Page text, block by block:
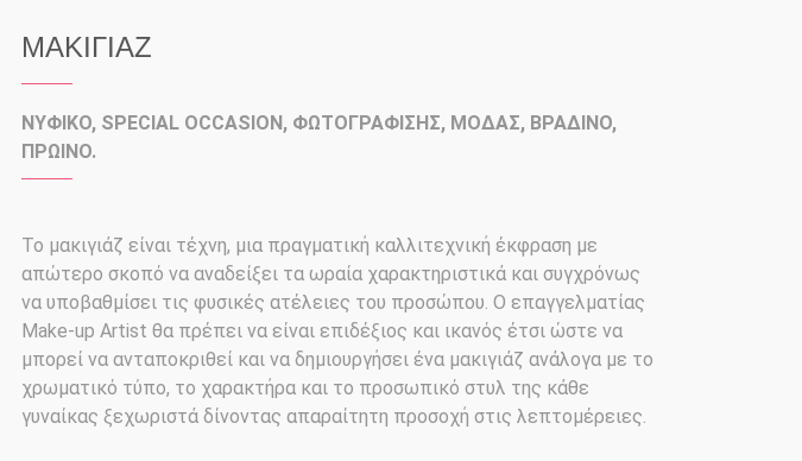
ΜΑΚΙΓΙΑΖ
ΝΥΦΙΚΟ, SPECIAL OCCASION, ΦΩΤΟΓΡΑΦΙΣΗΣ, ΜΟΔΑΣ, ΒΡΑΔΙΝΟ,
ΠΡΩΙΝΟ.
Το μακιγιάζ είναι τέχνη, μια πραγματική καλλιτεχνική έκφραση με
απώτερο σκοπό να αναδείξει τα ωραία χαρακτηριστικά και συγχρόνως
να υποβαθμίσει τις φυσικές ατέλειες του προσώπου. Ο επαγγελματίας
Make-up Artist θα πρέπει να είναι επιδέξιος και ικανός έτσι ώστε να
μπορεί να ανταποκριθεί και να δημιουργήσει ένα μακιγιάζ ανάλογα με το
χρωματικό τύπο, το χαρακτήρα και το προσωπικό στυλ της κάθε
γυναίκας ξεχωριστά δίνοντας απαραίτητη προσοχή στις λεπτομέρειες.